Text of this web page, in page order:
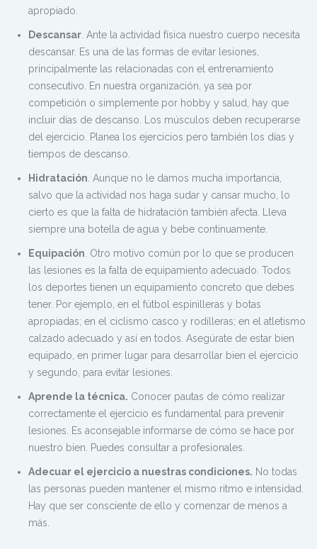
apropiado.
Descansar . Ante la actividad física nuestro cuerpo necesita
descansar. Es una de las formas de evitar lesiones,
principalmente las relacionadas con el entrenamiento
consecutivo. En nuestra organización, ya sea por
competición o simplemente por hobby y salud, hay que
incluir días de descanso. Los músculos deben recuperarse
del ejercicio. Planea los ejercicios pero también los días y
tiempos de descanso.
Hidratación . Aunque no le damos mucha importancia,
salvo que la actividad nos haga sudar y cansar mucho, lo
cierto es que la falta de hidratación también afecta. Lleva
siempre una botella de agua y bebe continuamente.
Equipación . Otro motivo común por lo que se producen
las lesiones es la falta de equipamiento adecuado. Todos
los deportes tienen un equipamiento concreto que debes
tener. Por ejemplo, en el fútbol espinilleras y botas
apropiadas; en el ciclismo casco y rodilleras; en el atletismo
calzado adecuado y así en todos. Asegúrate de estar bien
equipado, en primer lugar para desarrollar bien el ejercicio
y segundo, para evitar lesiones.
Aprende la técnica. Conocer pautas de cómo realizar
correctamente el ejercicio es fundamental para prevenir
lesiones. Es aconsejable informarse de cómo se hace por
nuestro bien. Puedes consultar a profesionales.
Adecuar el ejercicio a nuestras condiciones. No todas
las personas pueden mantener el mismo ritmo e intensidad.
Hay que ser consciente de ello y comenzar de menos a
más.